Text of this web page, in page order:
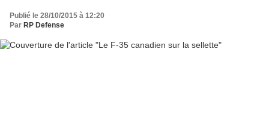
Publié le 28/10/2015 à 12:20
Par RP Defense